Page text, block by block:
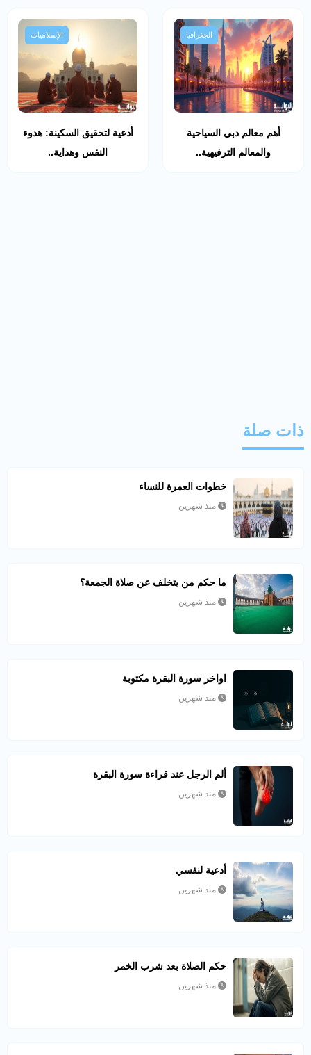
الجغرافيا
أهم معالم دبي السياحية
والمعالم الترفيهية..
الإسلاميات
أدعية لتحقيق السكينة: هدوء
النفس وهداية..
ذات صلة
خطوات العمرة للنساء
منذ شهرين
ما حكم من يتخلف عن صلاة الجمعة؟
منذ شهرين
اواخر سورة البقرة مكتوبة
منذ شهرين
ألم الرجل عند قراءة سورة البقرة
منذ شهرين
أدعية لنفسي
منذ شهرين
حكم الصلاة بعد شرب الخمر
منذ شهرين